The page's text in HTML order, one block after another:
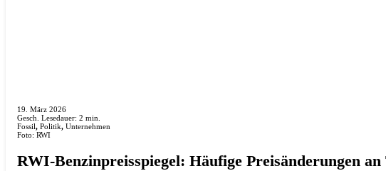
19. März 2026
Gesch. Lesedauer: 2 min.
Fossil, Politik, Unternehmen
Foto: RWI
RWI-Benzinpreisspiegel: Häufige Preisänderungen